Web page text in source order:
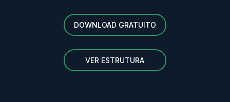
DOWNLOAD GRATUITO
VER ESTRUTURA